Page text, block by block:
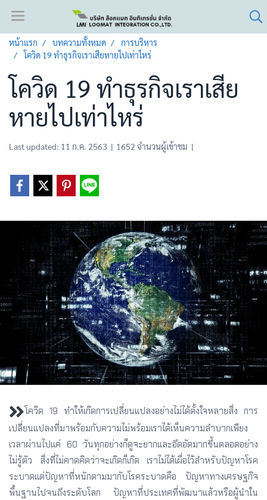
หน้าแรก บทความทั้งหมด
การบริหาร
โควิด 19 ทำธุรกิจเราเสียหายไปเท่าไหร่
โควิด 19 ทำธุรกิจเราเสีย
หายไปเท่าไหร่
Last updated: 11 ก.ค. 2563 | 1652 จำนวนผู้เข้าชม |
โควิด 19 ทำให้เกิดการเปลี่ยนแปลงอย่างไม่ได้ตั้งใจหลายสิ่ง การ
เปลี่ยนแปลงที่มาพร้อมกับความไม่พร้อมเราได้เห็นความลำบากเพียง
เวลาผ่านไปแค่ 60 วันทุกอย่างก็ดูจะยากและอึดอัดมากขึ้นตลอดอย่าง
ไม่รู้ตัว สิ่งที่ไม่คาดคิดว่าจะเกิดก็เกิด เราไม่ได้เผื่อไว้สำหรับปัญหาโรค
ระบาดแต่ปัญหาที่หนักตามมากับโรคระบาดคือ ปัญหาทางเศรษฐกิจ
พื้นฐานไปจนถึงระดับโลก ปัญหาที่ประเทศที่พัฒนาแล้วหรือผู้นำใน